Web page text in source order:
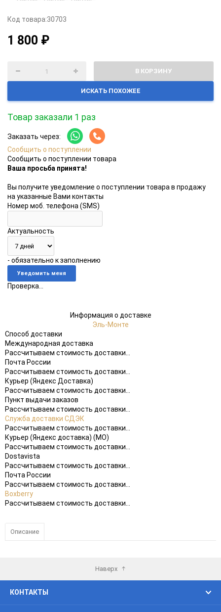
Код товара:30703
1 800 ₽
В КОРЗИНУ
ИСКАТЬ ПОХОЖЕЕ
Товар заказали 1 раз
Заказать через:
Сообщить о поступлении
Сообщить о поступлении товара
Ваша просьба принята!
Вы получите уведомление о поступлении товара в продажу
на указанные Вами контакты
Номер моб. телефона (SMS)
Актуальность
- обязательно к заполнению
Проверка...
Информация о доставке
Эль-Монте
Способ доставки
Международная доставка
Рассчитываем стоимость доставки...
Почта России
Рассчитываем стоимость доставки...
Курьер (Яндекс Доставка)
Рассчитываем стоимость доставки...
Пункт выдачи заказов
Рассчитываем стоимость доставки...
Служба доставки СДЭК
Рассчитываем стоимость доставки...
Курьер (Яндекс доставка) (МО)
Рассчитываем стоимость доставки...
Dostavista
Рассчитываем стоимость доставки...
Почта России
Рассчитываем стоимость доставки...
Boxberry
Рассчитываем стоимость доставки...
Описание
Наверх
КОНТАКТЫ